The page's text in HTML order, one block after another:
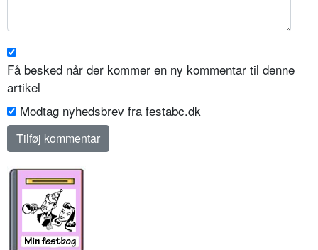
Få besked når der kommer en ny kommentar til denne
artikel
Modtag nyhedsbrev fra festabc.dk